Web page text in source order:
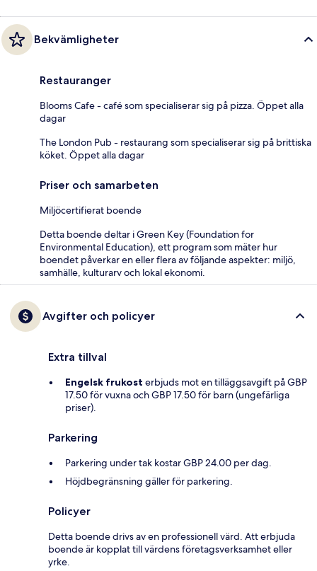
Bekvämligheter
Restauranger
Blooms Cafe - café som specialiserar sig på pizza. Öppet alla
dagar
The London Pub - restaurang som specialiserar sig på brittiska
köket. Öppet alla dagar
Priser och samarbeten
Miljöcertifierat boende
Detta boende deltar i Green Key (Foundation for
Environmental Education), ett program som mäter hur
boendet påverkar en eller flera av följande aspekter: miljö,
samhälle, kulturarv och lokal ekonomi.
Avgifter och policyer
Extra tillval
Engelsk frukost erbjuds mot en tilläggsavgift på GBP
17.50 för vuxna och GBP 17.50 för barn (ungefärliga
priser).
Parkering
Parkering under tak kostar GBP 24.00 per dag.
Höjdbegränsning gäller för parkering.
Policyer
Detta boende drivs av en professionell värd. Att erbjuda
boende är kopplat till värdens företagsverksamhet eller
yrke.